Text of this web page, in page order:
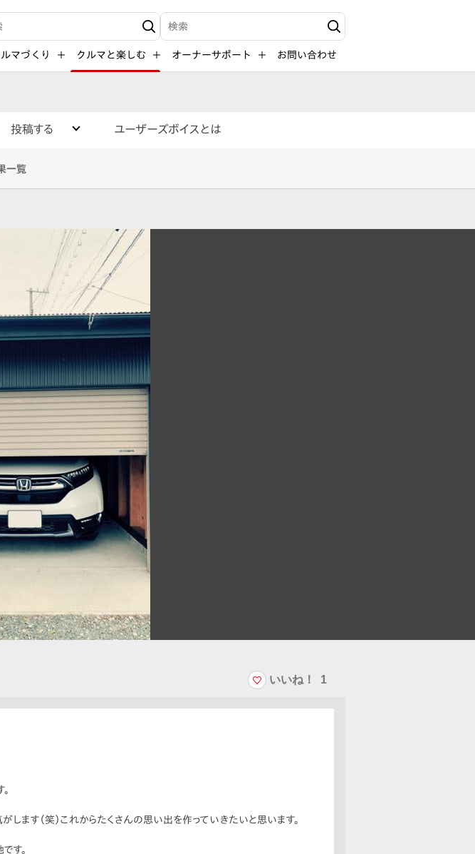
ーワード入力 検索キーワード入力
マづくり クルマと楽しむ オーナーサポート お問い合わせ
投稿する ユーザーズボイスとは
一覧
いいね！ 1
ます（笑）これからたくさんの思い出を作っていきたいと思います。
す。